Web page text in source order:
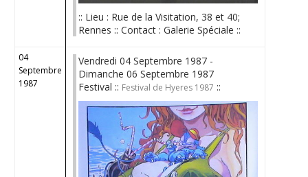
:: Lieu : Rue de la Visitation, 38 et 40;
Rennes :: Contact : Galerie Spéciale ::
04
Septembre
1987
Vendredi 04 Septembre 1987 -
Dimanche 06 Septembre 1987
Festival :: Festival de Hyeres 1987 ::